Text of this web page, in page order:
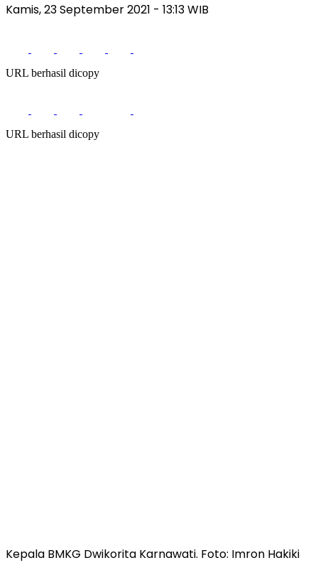
Kamis, 23 September 2021 - 13:13 WIB
URL berhasil dicopy
URL berhasil dicopy
Kepala BMKG Dwikorita Karnawati. Foto: Imron Hakiki